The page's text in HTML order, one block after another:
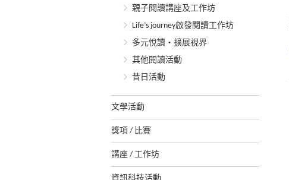
親子閱讀講座及工作坊
Life’s journey啟發閱讀工作坊
多元悅讀‧擴展視界
其他閱讀活動
昔日活動
文學活動
獎項 / 比賽
講座 / 工作坊